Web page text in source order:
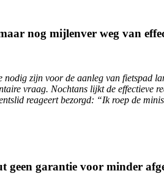
nog mijlenver weg van
zijn voor de aanleg van fietspad
vraag. Nochtans lijkt de
reageert bezorgd: “Ik roep de
geen garantie voor minder